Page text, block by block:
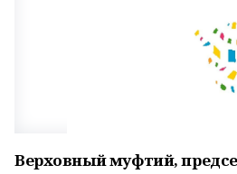
Верховный муфтий,